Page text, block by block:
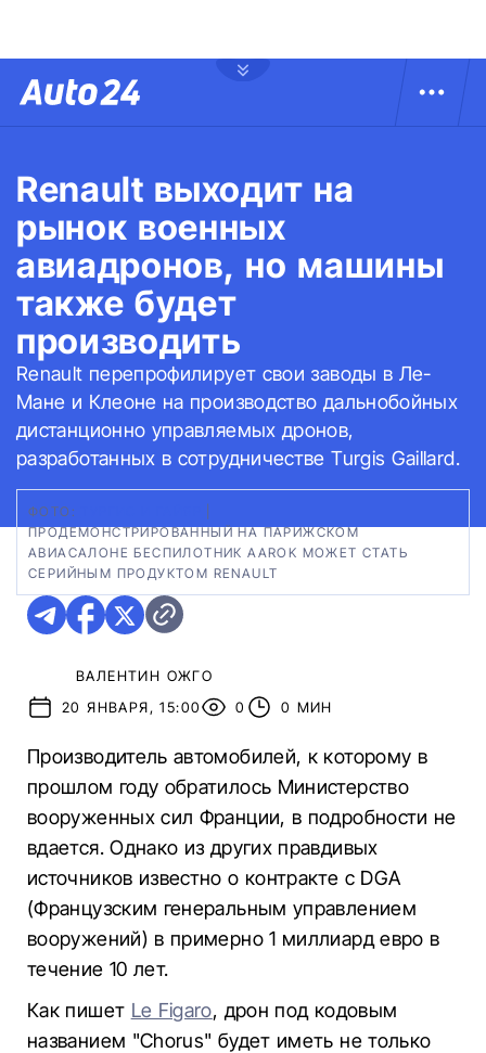
Renault выходит на
рынок военных
авиадронов, но машины
также будет
производить
Renault перепрофилирует свои заводы в Ле-
Мане и Клеоне на производство дальнобойных
дистанционно управляемых дронов,
разработанных в сотрудничестве Turgis Gaillard.
ФОТО:
ПРОДЕМОНСТРИРОВАННЫЙ НА ПАРИЖСКОМ
АВИАСАЛОНЕ БЕСПИЛОТНИК AAROK МОЖЕТ СТАТЬ
СЕРИЙНЫМ ПРОДУКТОМ RENAULT
ВАЛЕНТИН ОЖГО
20 ЯНВАРЯ, 15:00
0 0 МИН
Производитель автомобилей, к которому в
прошлом году обратилось Министерство
вооруженных сил Франции, в подробности не
вдается. Однако из других правдивых
источников известно о контракте с DGA
(Французским генеральным управлением
вооружений) в примерно 1 миллиард евро в
течение 10 лет.
Как пишет Le Figaro, дрон под кодовым
названием "Chorus" будет иметь не только